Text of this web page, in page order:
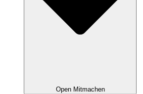
Open Mitmachen